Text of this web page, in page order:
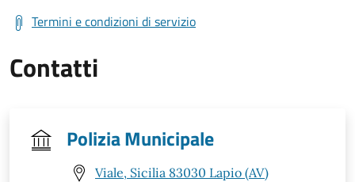
Termini e condizioni di servizio
Contatti
Polizia Municipale
Viale, Sicilia 83030 Lapio (AV)